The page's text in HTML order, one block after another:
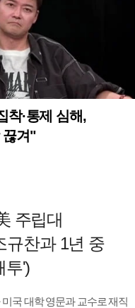
착·통제 심해,
끊겨"
주립대
찬과 1년 중
투')
국 대학 영문과 교수로 재직